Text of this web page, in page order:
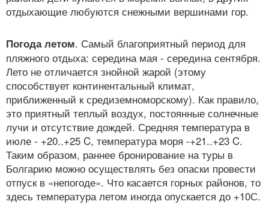
отдыхающие любуются снежными вершинами гор.
Погода летом. Самый благоприятный период для
пляжного отдыха: середина мая - середина сентября.
Лето не отличается знойной жарой (этому
способствует континентальный климат,
приближенный к средиземноморскому). Как правило,
это приятный теплый воздух, постоянные солнечные
лучи и отсутствие дождей. Средняя температура в
июле - +20..+25 C, температура моря -+21..+23 C.
Таким образом, раннее бронирование на туры в
Болгарию можно осуществлять без опаски провести
отпуск в «непогоде». Что касается горных районов, то
здесь температура летом иногда опускается до +10С.